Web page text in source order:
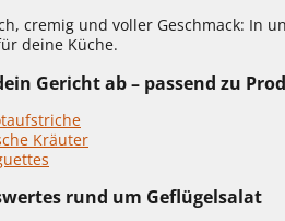
cremig und voller Geschmack: In
deine Küche.
Gericht ab – passend zu
Kräuter
rund um Geflügelsalat